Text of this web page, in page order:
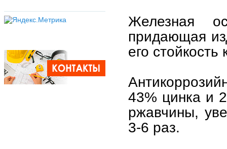
Железная
придающая
его
43% цинка и
ржавчины,
3-6 раз.